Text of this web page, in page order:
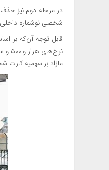
در مرحله دوم نیز
شخصی نوشماره داخلی
مازاد بر سهمیه کارت